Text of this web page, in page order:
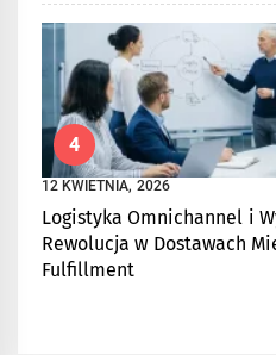
4
12 KWIETNIA, 2026
Logistyka Omnichannel i
Rewolucja w Dostawach
Fulfillment